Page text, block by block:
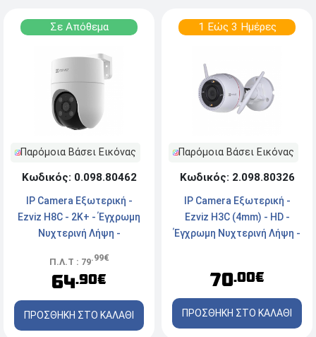
Σε Απόθεμα
Παρόμοια Βάσει Εικόνας
Κωδικός: 0.098.80462
IP Camera Εξωτερική -
Ezviz H8C - 2K+ - Έγχρωμη
Νυχτερινή Λήψη -
Ενσύρματη - White
Π.Λ.Τ : 79.99€
64.90€
ΠΡΟΣΘΗΚΗ ΣΤΟ ΚΑΛΑΘΙ
1 Εώς 3 Ημέρες
Παρόμοια Βάσει Εικόνας
Κωδικός: 2.098.80326
IP Camera Εξωτερική -
Ezviz H3C (4mm) - HD -
Έγχρωμη Νυχτερινή Λήψη -
70.00€
ΠΡΟΣΘΗΚΗ ΣΤΟ ΚΑΛΑΘΙ